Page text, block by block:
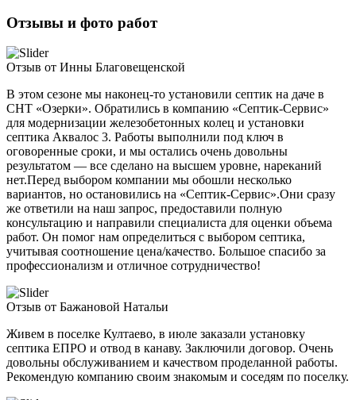
Отзывы и фото работ
Отзыв от Инны Благовещенской
В этом сезоне мы наконец-то установили септик на даче в
СНТ «Озерки». Обратились в компанию «Септик-Сервис»
для модернизации железобетонных колец и установки
септика Аквалос 3. Работы выполнили под ключ в
оговоренные сроки, и мы остались очень довольны
результатом — все сделано на высшем уровне, нареканий
нет.Перед выбором компании мы обошли несколько
вариантов, но остановились на «Септик-Сервис».Они сразу
же ответили на наш запрос, предоставили полную
консультацию и направили специалиста для оценки объема
работ. Он помог нам определиться с выбором септика,
учитывая соотношение цена/качество. Большое спасибо за
профессионализм и отличное сотрудничество!
Отзыв от Бажановой Натальи
Живем в поселке Култаево, в июле заказали установку
септика ЕПРО и отвод в канаву. Заключили договор. Очень
довольны обслуживанием и качеством проделанной работы.
Рекомендую компанию своим знакомым и соседям по поселку.